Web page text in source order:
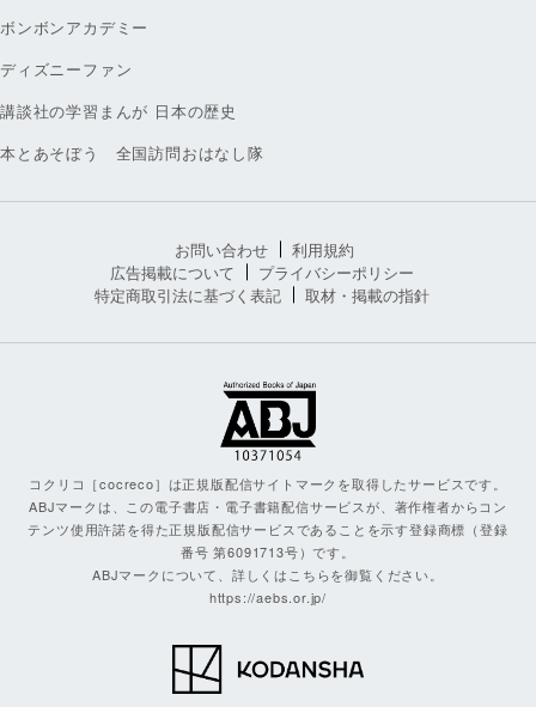
ボンボンアカデミー
ディズニーファン
講談社の学習まんが 日本の歴史
本とあそぼう 全国訪問おはなし隊
お問い合わせ
利用規約
広告掲載について
プライバシーポリシー
特定商取引法に基づく表記
取材・掲載の指針
コクリコ［cocreco］は正規版配信サイトマークを取得したサービスです。
ABJマークは、この電子書店・電子書籍配信サービスが、著作権者からコン
テンツ使用許諾を得た正規版配信サービスであることを示す登録商標（登録
番号 第6091713号）です。
ABJマークについて、詳しくはこちらを御覧ください。
https://aebs.or.jp/